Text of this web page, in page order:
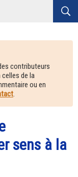
contributeurs
de la
ou en
.
sens à la